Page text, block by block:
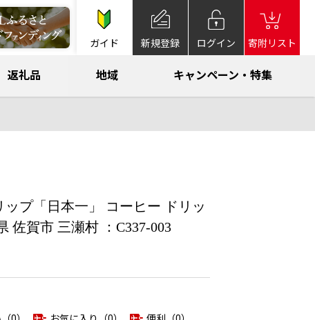
ガイド 新規登録 ログイン 寄附リスト
返礼品 地域 キャンペーン・特集
プ「日本一」 コーヒー ドリッ
佐賀市 三瀬村 ：C337-003